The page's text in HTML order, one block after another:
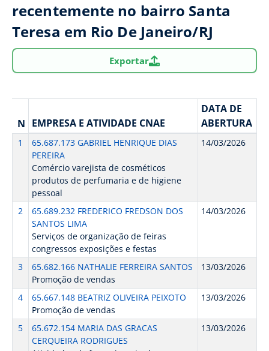
recentemente no bairro Santa
Teresa em Rio De Janeiro/RJ
Exportar
N EMPRESA E ATIVIDADE CNAE
DATA DE
ABERTURA
1
65.687.173 GABRIEL HENRIQUE DIAS
PEREIRA
Comércio varejista de cosméticos
produtos de perfumaria e de higiene
pessoal
14/03/2026
2
65.689.232 FREDERICO FREDSON DOS
SANTOS LIMA
Serviços de organização de feiras
congressos exposições e festas
14/03/2026
3
65.682.166 NATHALIE FERREIRA SANTOS
Promoção de vendas
13/03/2026
4
65.667.148 BEATRIZ OLIVEIRA PEIXOTO
Promoção de vendas
13/03/2026
5
65.672.154 MARIA DAS GRACAS
CERQUEIRA RODRIGUES
13/03/2026